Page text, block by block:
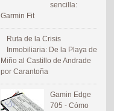
sencilla:
Garmin Fit
Ruta de la Crisis
Inmobiliaria: De la Playa de
Miño al Castillo de Andrade
por Carantoña
Gamin Edge
705 - Cómo